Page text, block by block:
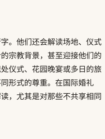
。他们还会解读场地、仪式
宗教背景，甚至迎接他们的
仪式、花园晚宴或多日的旅
形式的尊重。在国际婚礼
，尤其是对那些不共享相同